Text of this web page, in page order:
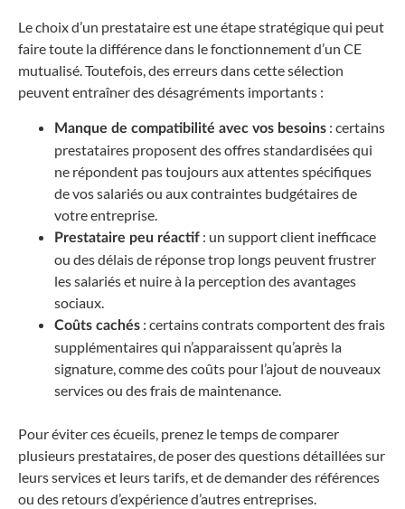
Le choix d’un prestataire est une étape stratégique qui peut
faire toute la différence dans le fonctionnement d’un CE
mutualisé. Toutefois, des erreurs dans cette sélection
peuvent entraîner des désagréments importants :
Manque de compatibilité avec vos besoins : certains
prestataires proposent des offres standardisées qui
ne répondent pas toujours aux attentes spécifiques
de vos salariés ou aux contraintes budgétaires de
votre entreprise.
Prestataire peu réactif : un support client inefficace
ou des délais de réponse trop longs peuvent frustrer
les salariés et nuire à la perception des avantages
sociaux.
Coûts cachés : certains contrats comportent des frais
supplémentaires qui n’apparaissent qu’après la
signature, comme des coûts pour l’ajout de nouveaux
services ou des frais de maintenance.
Pour éviter ces écueils, prenez le temps de comparer
plusieurs prestataires, de poser des questions détaillées sur
leurs services et leurs tarifs, et de demander des références
ou des retours d’expérience d’autres entreprises.